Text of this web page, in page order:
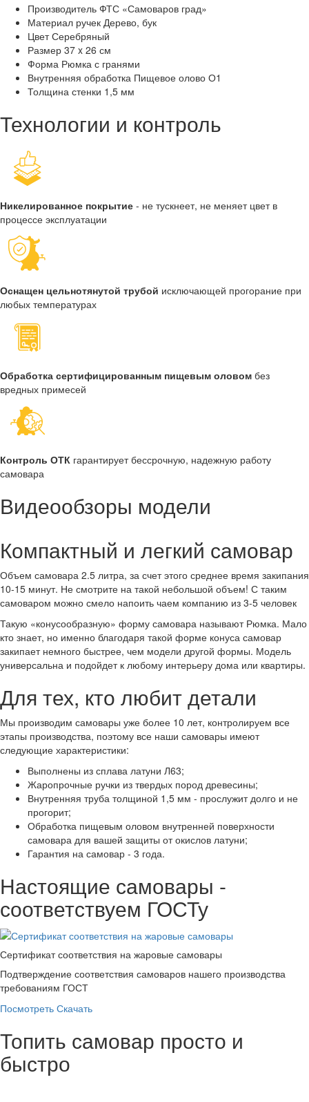
Производитель ФТС «Самоваров град»
Материал ручек Дерево, бук
Цвет Серебряный
Размер 37 x 26 см
Форма Рюмка с гранями
Внутренняя обработка Пищевое олово О1
Толщина стенки 1,5 мм
Технологии и контроль
Никелированное покрытие - не тускнеет, не меняет цвет в
процессе эксплуатации
Оснащен цельнотянутой трубой исключающей прогорание при
любых температурах
Обработка сертифицированным пищевым оловом без
вредных примесей
Контроль ОТК гарантирует бессрочную, надежную работу
самовара
Видеообзоры модели
Компактный и легкий самовар
Объем самовара 2.5 литра, за счет этого среднее время закипания
10-15 минут. Не смотрите на такой небольшой объем! С таким
самоваром можно смело напоить чаем компанию из 3-5 человек
Такую «конусообразную» форму самовара называют Рюмка. Мало
кто знает, но именно благодаря такой форме конуса самовар
закипает немного быстрее, чем модели другой формы. Модель
универсальна и подойдет к любому интерьеру дома или квартиры.
Для тех, кто любит детали
Мы производим самовары уже более 10 лет, контролируем все
этапы производства, поэтому все наши самовары имеют
следующие характеристики:
Выполнены из сплава латуни Л63;
Жаропрочные ручки из твердых пород древесины;
Внутренняя труба толщиной 1,5 мм - прослужит долго и не
прогорит;
Обработка пищевым оловом внутренней поверхности
самовара для вашей защиты от окислов латуни;
Гарантия на самовар - 3 года.
Настоящие самовары -
соответствуем ГОСТу
Сертификат соответствия на жаровые самовары
Подтверждение соответствия самоваров нашего производства
требованиям ГОСТ
Посмотреть Скачать
Топить самовар просто и
быстро